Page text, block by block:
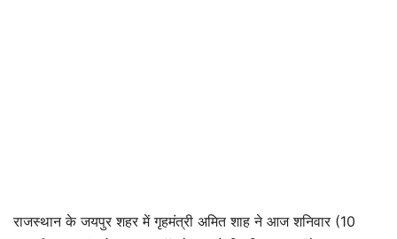
राजस्थान के जयपुर शहर में गृहमंत्री अमित शाह ने आज शनिवार (10